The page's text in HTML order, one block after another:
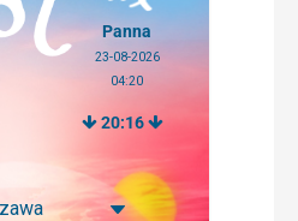
Panna
23-08-2026
04:20
20:16